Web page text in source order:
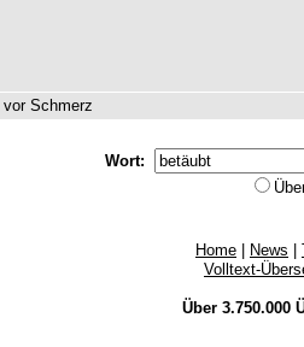
vor Schmerz
Wort:
Home News
Volltext-
Über 3.750.000